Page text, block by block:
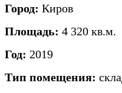
Город: Киров
Площадь: 4 320 кв.м.
Год: 2019
Тип помещения: